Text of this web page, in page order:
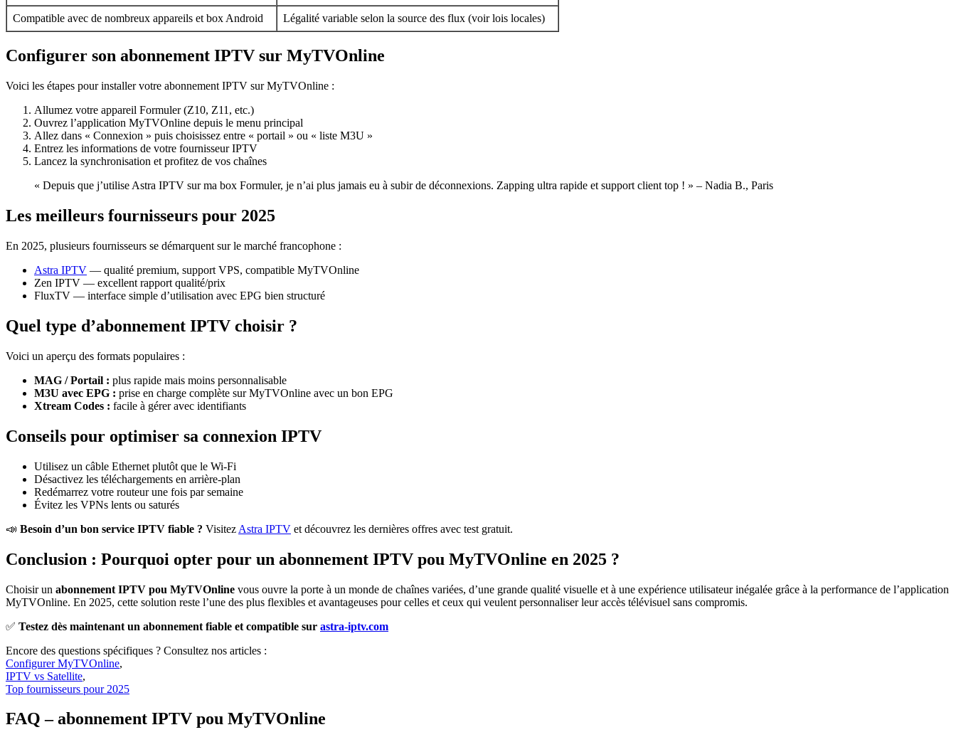
Compatible avec de nombreux appareils et box Android Légalité variable selon la source des flux (voir lois locales)
Configurer son abonnement IPTV sur MyTVOnline
Voici les étapes pour installer votre abonnement IPTV sur MyTVOnline :
Allumez votre appareil Formuler (Z10, Z11, etc.)
Ouvrez l’application MyTVOnline depuis le menu principal
Allez dans « Connexion » puis choisissez entre « portail » ou « liste M3U »
Entrez les informations de votre fournisseur IPTV
Lancez la synchronisation et profitez de vos chaînes
« Depuis que j’utilise Astra IPTV sur ma box Formuler, je n’ai plus jamais eu à subir de déconnexions. Zapping ultra rapide et support client top ! » – Nadia B., Paris
Les meilleurs fournisseurs pour 2025
En 2025, plusieurs fournisseurs se démarquent sur le marché francophone :
Astra IPTV — qualité premium, support VPS, compatible MyTVOnline
Zen IPTV — excellent rapport qualité/prix
FluxTV — interface simple d’utilisation avec EPG bien structuré
Quel type d’abonnement IPTV choisir ?
Voici un aperçu des formats populaires :
MAG / Portail : plus rapide mais moins personnalisable
M3U avec EPG : prise en charge complète sur MyTVOnline avec un bon EPG
Xtream Codes : facile à gérer avec identifiants
Conseils pour optimiser sa connexion IPTV
Utilisez un câble Ethernet plutôt que le Wi-Fi
Désactivez les téléchargements en arrière-plan
Redémarrez votre routeur une fois par semaine
Évitez les VPNs lents ou saturés
📣 Besoin d’un bon service IPTV fiable ? Visitez Astra IPTV et découvrez les dernières offres avec test gratuit.
Conclusion : Pourquoi opter pour un abonnement IPTV pou MyTVOnline en 2025 ?
Choisir un abonnement IPTV pou MyTVOnline vous ouvre la porte à un monde de chaînes variées, d’une grande qualité visuelle et à une expérience utilisateur inégalée grâce à la performance de l’application
MyTVOnline. En 2025, cette solution reste l’une des plus flexibles et avantageuses pour celles et ceux qui veulent personnaliser leur accès télévisuel sans compromis.
✅ Testez dès maintenant un abonnement fiable et compatible sur astra-iptv.com
Encore des questions spécifiques ? Consultez nos articles :
Configurer MyTVOnline,
IPTV vs Satellite,
Top fournisseurs pour 2025
FAQ – abonnement IPTV pou MyTVOnline